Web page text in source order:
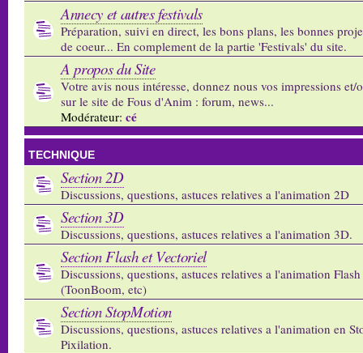
Annecy et autres festivals
Préparation, suivi en direct, les bons plans, les bonnes
de coeur... En complement de la partie 'Festivals' du site.
A propos du Site
Votre avis nous intéresse, donnez nous vos impressions et/
sur le site de Fous d'Anim : forum, news...
Modérateur: cé
TECHNIQUE
Section 2D
Discussions, questions, astuces relatives a l'animation 2D
Section 3D
Discussions, questions, astuces relatives a l'animation 3D.
Section Flash et Vectoriel
Discussions, questions, astuces relatives a l'animation
(ToonBoom, etc)
Section StopMotion
Discussions, questions, astuces relatives a l'animation en
Pixilation.